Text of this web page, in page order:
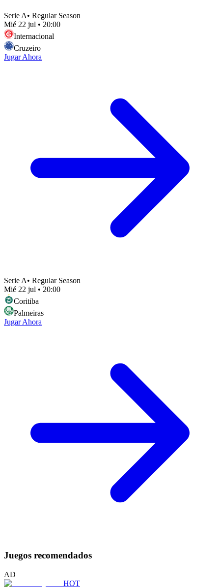
Serie A• Regular Season
Mié 22 jul • 20:00
Internacional
Cruzeiro
Jugar Ahora
Serie A• Regular Season
Mié 22 jul • 20:00
Coritiba
Palmeiras
Jugar Ahora
Juegos recomendados
AD
HOT